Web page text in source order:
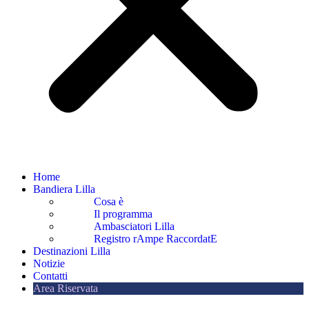
Home
Bandiera Lilla
Cosa è
Il programma
Ambasciatori Lilla
Registro rAmpe RaccordatE
Destinazioni Lilla
Notizie
Contatti
Area Riservata